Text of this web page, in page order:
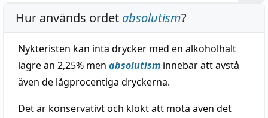
Hur används ordet absolutism?
Nykteristen kan inta drycker med en alkoholhalt
lägre än 2,25% men absolutism innebär att avstå
även de lågprocentiga dryckerna.
Det är konservativt och klokt att möta även det